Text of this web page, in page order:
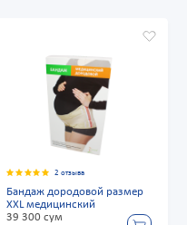
2 отзыва
Бандаж дородовой размер
XXL медицинский
39 300 сум